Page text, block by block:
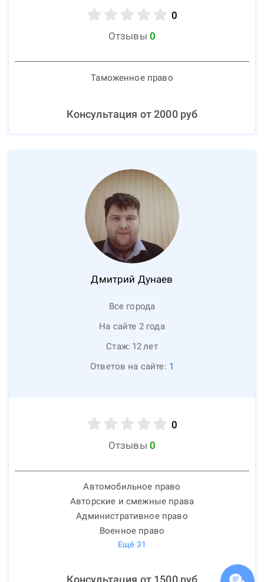
0
Отзывы 0
Таможенное право
Консультация от2000руб
Дмитрий Дунаев
Все города
На сайте 2 года
Стаж: 12лет
Ответов на сайте: 1
0
Отзывы 0
Автомобильное право
Авторские и смежные права
Административное право
Военное право
Ещё 31
Консультация от 1500руб